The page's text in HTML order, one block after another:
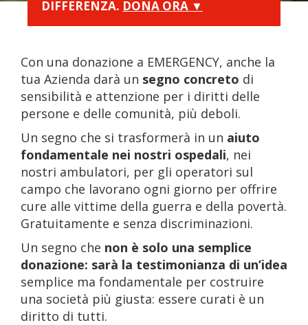
DIFFERENZA. DONA ORA ▼
Con una donazione a EMERGENCY, anche la
tua Azienda darà un segno concreto di
sensibilità e attenzione per i diritti delle
persone e delle comunità, più deboli.
Un segno che si trasformerà in un aiuto
fondamentale nei nostri ospedali, nei
nostri ambulatori, per gli operatori sul
campo che lavorano ogni giorno per offrire
cure alle vittime della guerra e della povertà.
Gratuitamente e senza discriminazioni.
Un segno che non è solo una semplice
donazione: sarà la testimonianza di un’idea
semplice ma fondamentale per costruire
una società più giusta: essere curati è un
diritto di tutti.